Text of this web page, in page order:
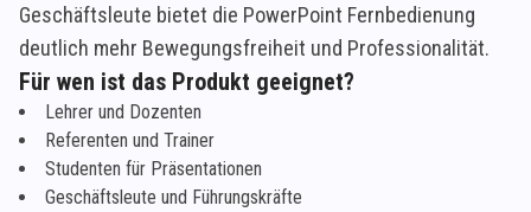
Geschäftsleute bietet die PowerPoint Fernbedienung
deutlich mehr Bewegungsfreiheit und Professionalität.
Für wen ist das Produkt geeignet?
Lehrer und Dozenten
Referenten und Trainer
Studenten für Präsentationen
Geschäftsleute und Führungskräfte